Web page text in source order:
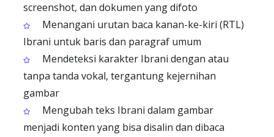
screenshot, dan dokumen yang difoto
Menangani urutan baca kanan-ke-kiri (RTL)
Ibrani untuk baris dan paragraf umum
Mendeteksi karakter Ibrani dengan atau
tanpa tanda vokal, tergantung kejernihan
gambar
Mengubah teks Ibrani dalam gambar
menjadi konten yang bisa disalin dan dibaca